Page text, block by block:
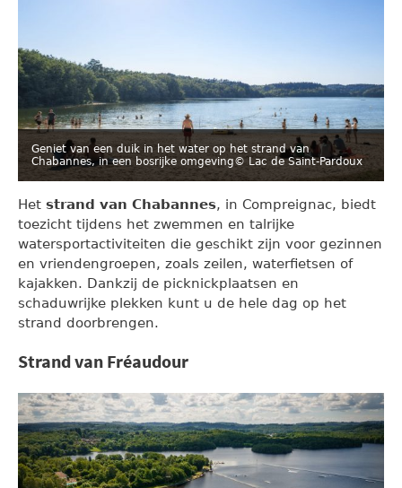
Geniet van een duik in het water op het strand van
Chabannes, in een bosrijke omgeving© Lac de Saint-Pardoux
Het strand van Chabannes, in Compreignac, biedt
toezicht tijdens het zwemmen en talrijke
watersportactiviteiten die geschikt zijn voor gezinnen
en vriendengroepen, zoals zeilen, waterfietsen of
kajakken. Dankzij de picknickplaatsen en
schaduwrijke plekken kunt u de hele dag op het
strand doorbrengen.
Strand van Fréaudour